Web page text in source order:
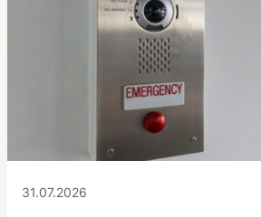
31.07.2026